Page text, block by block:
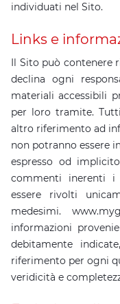
individuati nel Sito.
Links e
Il Sito può contenere
declina ogni
materiali accessibili
per loro tramite.
altro riferimento ad
non potranno essere
espresso od
commenti inerenti
essere rivolti
medesimi.
informazioni
debitamente
riferimento per ogni
veridicità e